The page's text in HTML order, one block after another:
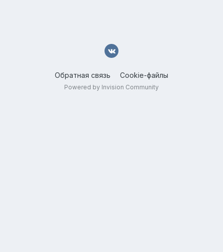
Обратная связь Cookie-файлы
Powered by Invision Community